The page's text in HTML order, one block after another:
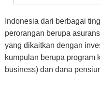
Indonesia dari berbagai
perorangan berupa
yang dikaitkan dengan
kumpulan berupa program
business) dan dana